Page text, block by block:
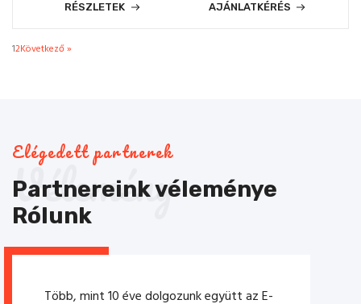
RÉSZLETEK AJÁNLATKÉRÉS
12Következő »
Vélemény
Elégedett partnerek
Partnereink véleménye
Rólunk
együtt az E-
Sed ut perspiciatis unde omnis iste